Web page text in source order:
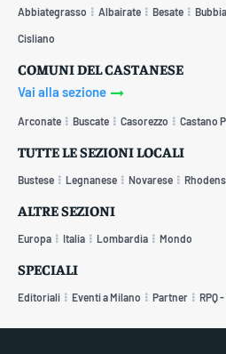
Abbiategrasso Albairate Besate
Cisliano
COMUNI DEL CASTANESE
Vai alla sezione
Arconate Buscate Casorezzo Castano
TUTTE LE SEZIONI LOCALI
Bustese Legnanese Novarese
ALTRE SEZIONI
Europa Italia Lombardia Mondo
SPECIALI
Editoriali Eventi a Milano Partner RPQ